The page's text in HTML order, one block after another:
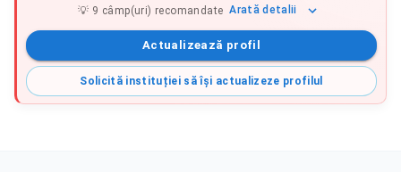
💡 9 câmp(uri) recomandate Arată detalii
Actualizează profil
Solicită instituției să își actualizeze profilul